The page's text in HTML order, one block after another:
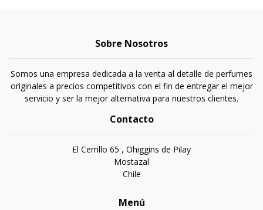
Sobre Nosotros
Somos una empresa dedicada a la venta al detalle de perfumes
originales a precios competitivos con el fin de entregar el mejor
servicio y ser la mejor alternativa para nuestros clientes.
Contacto
El Cerrillo 65 , Ohiggins de Pilay
Mostazal
Chile
Menú